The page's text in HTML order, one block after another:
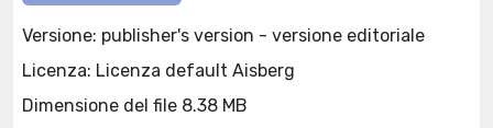
Versione: publisher's version - versione editoriale
Licenza: Licenza default Aisberg
Dimensione del file 8.38 MB